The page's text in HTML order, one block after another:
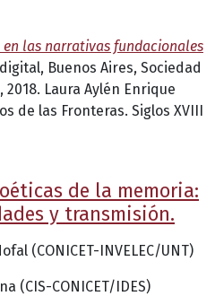
las narrativas fundacionales
Buenos Aires, Sociedad
Laura Aylén Enrique
de las Fronteras. Siglos XVIII
de la memoria:
y transmisión.
(CONICET-INVELEC/UNT)
(CIS-CONICET/IDES)